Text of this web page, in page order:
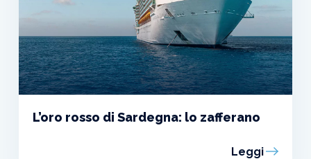
L’oro rosso di Sardegna: lo zafferano
Leggi